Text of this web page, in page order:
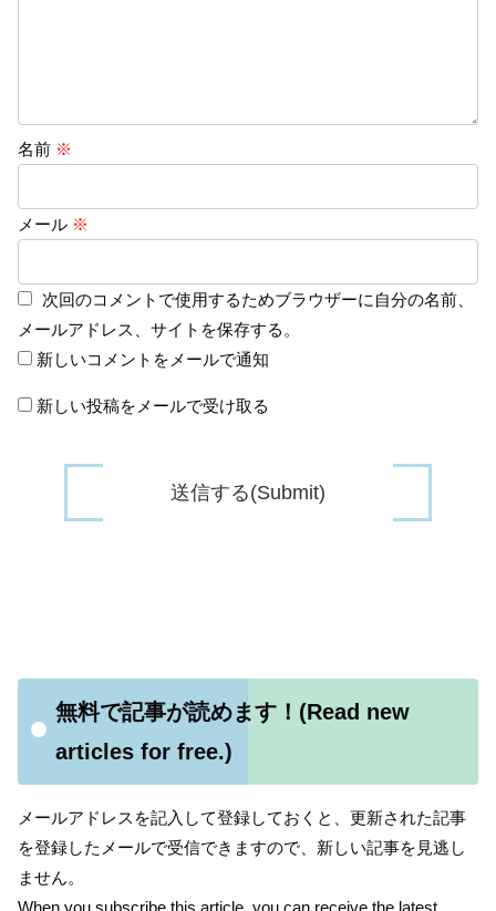
名前 ※
メール ※
次回のコメントで使用するためブラウザーに自分の名前、
メールアドレス、サイトを保存する。
新しいコメントをメールで通知
新しい投稿をメールで受け取る
無料で記事が読めます！(Read new
articles for free.)
メールアドレスを記入して登録しておくと、更新された記事
を登録したメールで受信できますので、新しい記事を見逃し
ません。
When you subscribe this article, you can receive the latest